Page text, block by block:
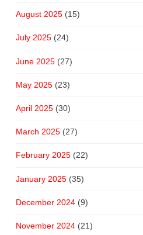
August 2025(15)
July 2025(24)
June 2025(27)
May 2025(23)
April 2025(30)
March 2025(27)
February 2025(22)
January 2025(35)
December 2024(9)
November 2024(21)